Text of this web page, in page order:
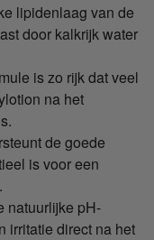
lipidenlaag van de
door kalkrijk water
is zo rijk dat veel
na het
de goede
is voor een
natuurlijke pH-
irritatie direct na het